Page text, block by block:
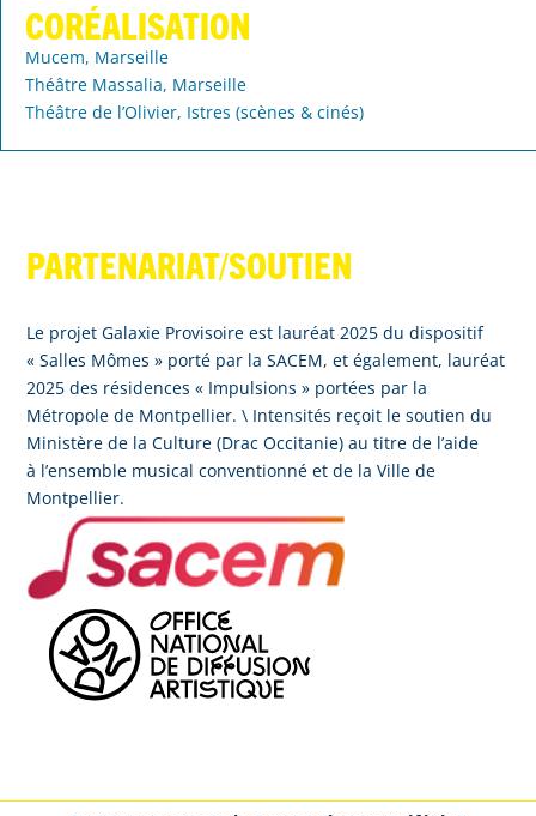
CORÉALISATION
Mucem, Marseille
Théâtre Massalia, Marseille
Théâtre de l’Olivier, Istres (scènes & cinés)
PARTENARIAT/SOUTIEN
Le projet Galaxie Provisoire est lauréat 2025 du dispositif
« Salles Mômes » porté par la SACEM, et également, lauréat
2025 des résidences « Impulsions » portées par la
Métropole de Montpellier. \ Intensités reçoit le soutien du
Ministère de la Culture (Drac Occitanie) au titre de l’aide
à l’ensemble musical conventionné et de la Ville de
Montpellier.